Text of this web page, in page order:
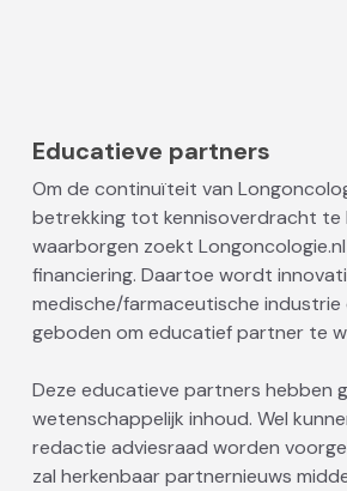
Educatieve partners
Om de continuïteit van
betrekking tot kennisoverdracht te
waarborgen zoekt
financiering. Daartoe wordt
medische/farmaceutische industrie
geboden om educatief partner te
Deze educatieve partners hebben
wetenschappelijk inhoud. Wel
redactie adviesraad worden
zal herkenbaar partnernieuws